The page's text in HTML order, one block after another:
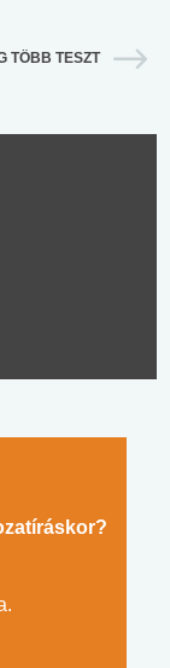
TÖBB TESZT